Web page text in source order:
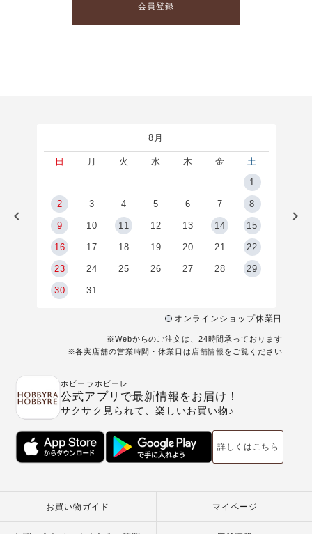
会員登録
8月
日 月 火 水 木 金
土
1
2 3 4 5 6 7 8
9 10 11 12 13 14 15
16 17 18 19 20 21 22
23 24 25 26 27 28 29
30 31
オンラインショップ休業日
※Webからのご注文は、24時間承っております
※各実店舗の営業時間・休業日は 店舗情報 をご覧ください
ホビーラホビーレ
公式アプリで最新情報をお届け！
サクサク見られて、楽しいお買い物♪
詳しくはこちら
お買い物ガイド マイページ